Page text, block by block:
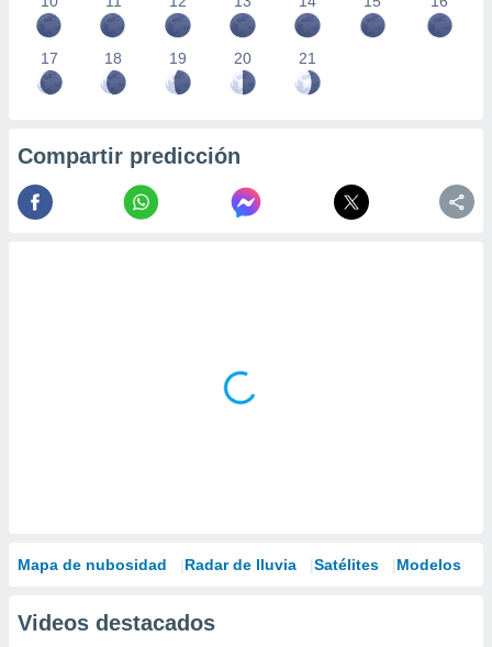
17 18 19 20 21
Compartir predicción
Mapa de nubosidad Radar de lluvia Satélites Modelos
Videos destacados